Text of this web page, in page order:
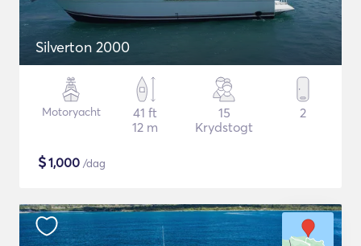
Silverton 2000
Motoryacht
41 ft
12 m
15
Krydstogt
2
$1,000 /dag